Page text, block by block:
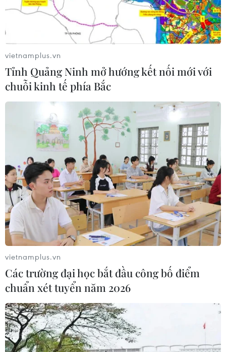
13/12/2016 04:06
Đảng Dân chủ đối lập chính ở Hàn Quốc ngày 13/12 đề
nghị chính phủ hoãn việc triển khai THAAD cho đến khi
có chính quyền mới, trong bối cảnh Tổng thống nước
này Park Geun-hye bị luận tội.
vietnamplus.vn
Tỉnh Quảng Ninh mở hướng kết nối mới với
chuỗi kinh tế phía Bắc
vietnamplus.vn
Các trường đại học bắt đầu công bố điểm
chuẩn xét tuyển năm 2026